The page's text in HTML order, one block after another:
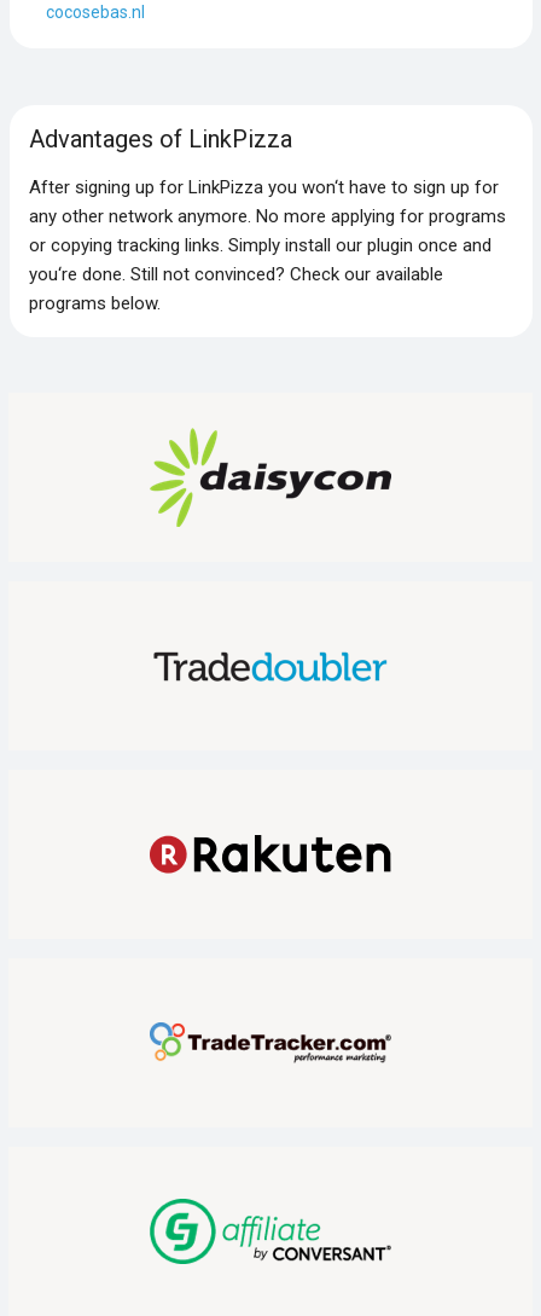
cocosebas.nl
Advantages of LinkPizza
After signing up for LinkPizza you won‘t have to sign up for
any other network anymore. No more applying for programs
or copying tracking links. Simply install our plugin once and
you‘re done. Still not convinced? Check our available
programs below.